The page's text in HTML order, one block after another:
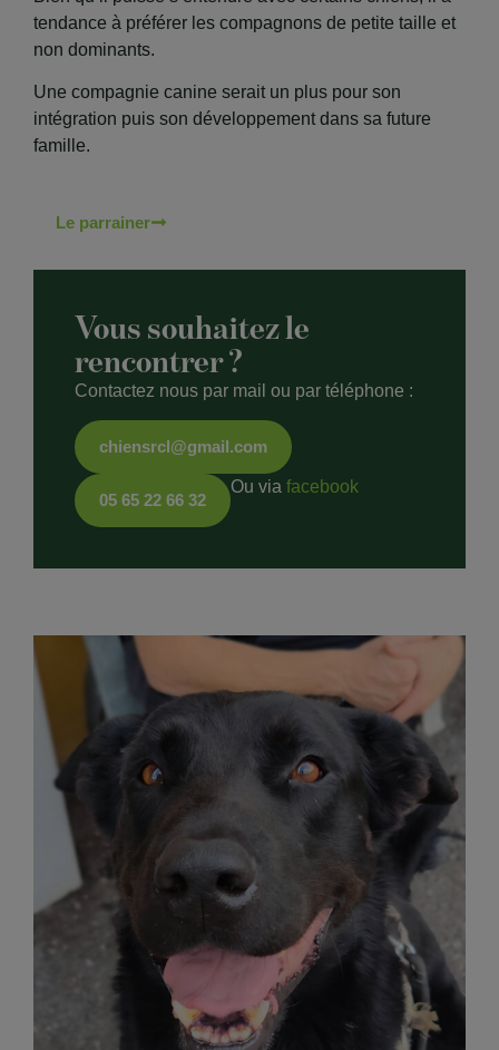
tendance à préférer les compagnons de petite taille et
non dominants.
Une compagnie canine serait un plus pour son
intégration puis son développement dans sa future
famille.
Le parrainer
Vous souhaitez le
rencontrer ?
Contactez nous par mail ou par téléphone :
chiensrcl@gmail.com
05 65 22 66 32
Ou via facebook